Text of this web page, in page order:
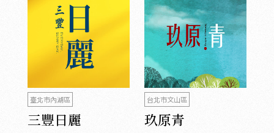
臺北市內湖區
三豐日麗
台北市文山區
玖原青